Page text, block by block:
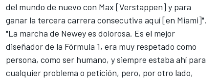
del mundo de nuevo con Max [Verstappen] y para
ganar la tercera carrera consecutiva aquí [en Miami]".
"La marcha de Newey es dolorosa. Es el mejor
diseñador de la Fórmula 1, era muy respetado como
persona, como ser humano, y siempre estaba ahí para
cualquier problema o petición, pero, por otro lado,